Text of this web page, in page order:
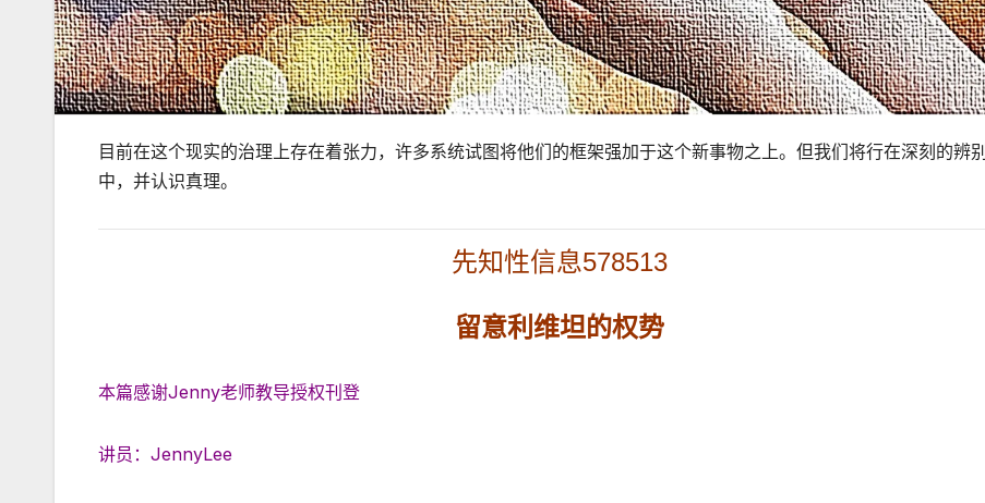
目前在这个现实的治理上存在着张力，许多系统试图将他们的框架强加于这个新事物之上。但我们将行在深刻的辨别
中，并认识真理。
先知性信息578513
留意利维坦的权势
本篇感谢Jenny老师教导授权刊登
讲员：JennyLee